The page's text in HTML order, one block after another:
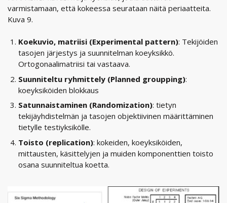
varmistamaan, että kokeessa seurataan näitä periaatteita.
Kuva 9.
Koekuvio, matriisi (Experimental pattern): Tekijöiden
tasojen järjestys ja suunnitelman koeyksikkö.
Ortogonaalimatriisi tai vastaava.
Suunniteltu ryhmittely (Planned groupping):
koeyksiköiden blokkaus
Satunnaistaminen (Randomization): tietyn
tekijäyhdistelmän ja tasojen objektiivinen määrittäminen
tietylle testiyksikölle.
Toisto (replication): kokeiden, koeyksiköiden,
mittausten, käsittelyjen ja muiden komponenttien toisto
osana suunniteltua koetta.